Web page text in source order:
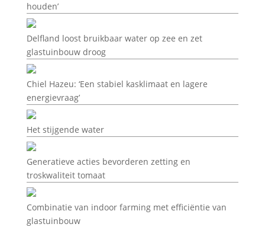
houden’
Delfland loost bruikbaar water op zee en zet
glastuinbouw droog
Chiel Hazeu: ‘Een stabiel kasklimaat en lagere
energievraag’
Het stijgende water
Generatieve acties bevorderen zetting en
troskwaliteit tomaat
Combinatie van indoor farming met efficiëntie van
glastuinbouw